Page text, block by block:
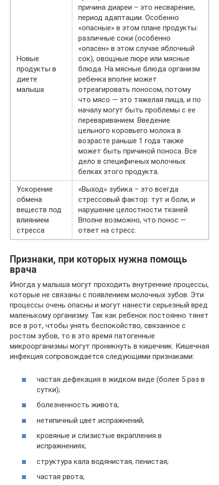
Новые
продукты в
диете
малыша
причина диареи – это несварение,
период адаптации. Особенно
«опасные» в этом плане продукты:
различные соки (особенно
«опасен» в этом случае яблочный
сок), овощные пюре или мясные
блюда. На мясные блюда организм
ребенка вполне может
отреагировать поносом, потому
что мясо — это тяжелая пища, и по
началу могут быть проблемы с ее
перевариванием. Введение
цельного коровьего молока в
возрасте раньше 1 года также
может быть причиной поноса. Все
дело в специфичных молочных
белках этого продукта.
Ускорение
обмена
веществ под
влиянием
стресса
«Выход» зубика – это всегда
стрессовый фактор: тут и боли, и
нарушение целостности тканей.
Вполне возможно, что понос —
ответ на стресс.
Признаки, при которых нужна помощь
врача
Иногда у малыша могут проходить внутренние процессы,
которые не связаны с появлением молочных зубов. Эти
процессы очень опасны и могут нанести серьезный вред
маленькому организму. Так как ребенок постоянно тянет
все в рот, чтобы унять беспокойство, связанное с
ростом зубов, то в это время патогенные
микроорганизмы могут проникнуть в кишечник. Кишечная
инфекция сопровождается следующими признаками:
частая дефекация в жидком виде (более 5 раз в
сутки);
болезненность живота;
нетипичный цвет испражнений;
кровяные и слизистые вкрапления в
испражнениях;
структура кала водянистая, пенистая;
частая рвота;